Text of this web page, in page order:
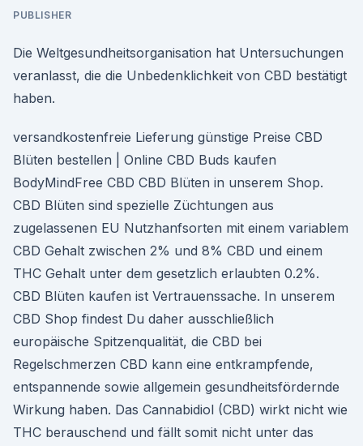
PUBLISHER
Die Weltgesundheitsorganisation hat Untersuchungen
veranlasst, die die Unbedenklichkeit von CBD bestätigt
haben.
versandkostenfreie Lieferung günstige Preise CBD
Blüten bestellen | Online CBD Buds kaufen
BodyMindFree CBD CBD Blüten in unserem Shop.
CBD Blüten sind spezielle Züchtungen aus
zugelassenen EU Nutzhanfsorten mit einem variablem
CBD Gehalt zwischen 2% und 8% CBD und einem
THC Gehalt unter dem gesetzlich erlaubten 0.2%.
CBD Blüten kaufen ist Vertrauenssache. In unserem
CBD Shop findest Du daher ausschließlich
europäische Spitzenqualität, die CBD bei
Regelschmerzen CBD kann eine entkrampfende,
entspannende sowie allgemein gesundheitsfördernde
Wirkung haben. Das Cannabidiol (CBD) wirkt nicht wie
THC berauschend und fällt somit nicht unter das